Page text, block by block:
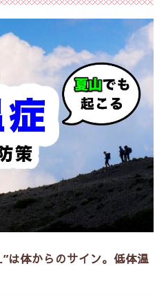
”は体からのサイン。低体温